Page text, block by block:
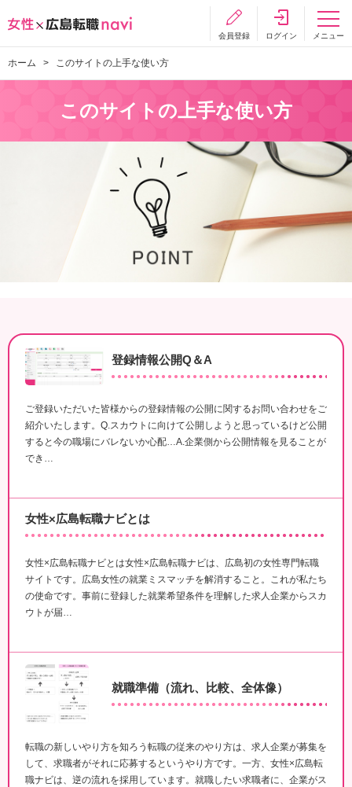
会員登録 ログイン メニュー
ホーム このサイトの上手な使い方
このサイトの上手な使い方
登録情報公開Q＆A
ご登録いただいた皆様からの登録情報の公開に関するお問い合わせをご
紹介いたします。Q.スカウトに向けて公開しようと思っているけど公開
すると今の職場にバレないか心配…A.企業側から公開情報を見ることが
でき…
女性×広島転職ナビとは
女性×広島転職ナビとは女性×広島転職ナビは、広島初の女性専門転職
サイトです。広島女性の就業ミスマッチを解消すること。これが私たち
の使命です。事前に登録した就業希望条件を理解した求人企業からスカ
ウトが届…
就職準備（流れ、比較、全体像）
転職の新しいやり方を知ろう転職の従来のやり方は、求人企業が募集を
して、求職者がそれに応募するというやり方です。一方、女性×広島転
職ナビは、逆の流れを採用しています。就職したい求職者に、企業がス